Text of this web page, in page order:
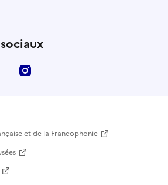
Facebook
et de la Francophonie